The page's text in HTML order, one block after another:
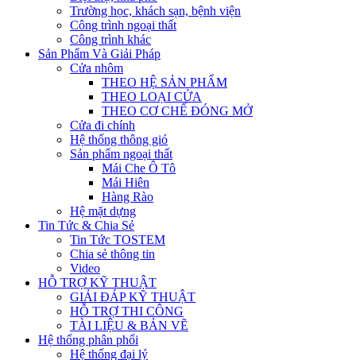
Trường học, khách sạn, bệnh viện
Công trình ngoại thất
Công trình khác
Sản Phẩm Và Giải Pháp
Cửa nhôm
THEO HỆ SẢN PHẨM
THEO LOẠI CỬA
THEO CƠ CHẾ ĐÓNG MỞ
Cửa đi chính
Hệ thống thông gió
Sản phẩm ngoại thất
Mái Che Ô Tô
Mái Hiên
Hàng Rào
Hệ mặt dựng
Tin Tức & Chia Sẻ
Tin Tức TOSTEM
Chia sẻ thông tin
Video
HỖ TRỢ KỸ THUẬT
GIẢI ĐÁP KỸ THUẬT
HỖ TRỢ THI CÔNG
TÀI LIỆU & BẢN VẼ
Hệ thống phân phối
Hệ thống đại lý